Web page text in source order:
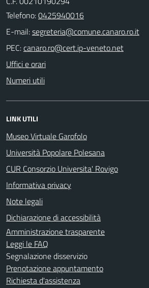
Telefono:0425940016
E-mail:
PEC:
Uffici e orari
Numeri utili
LINK UTILI
Museo Virtuale Garofolo
Università Popolare Polesana
CUR Consorzio Universita' Rovigo
Informativa privacy
Note legali
Dichiarazione di accessibilità
Amministrazione trasparente
Leggi le FAQ
Segnalazione disservizio
Prenotazione appuntamento
Richiesta d'assistenza